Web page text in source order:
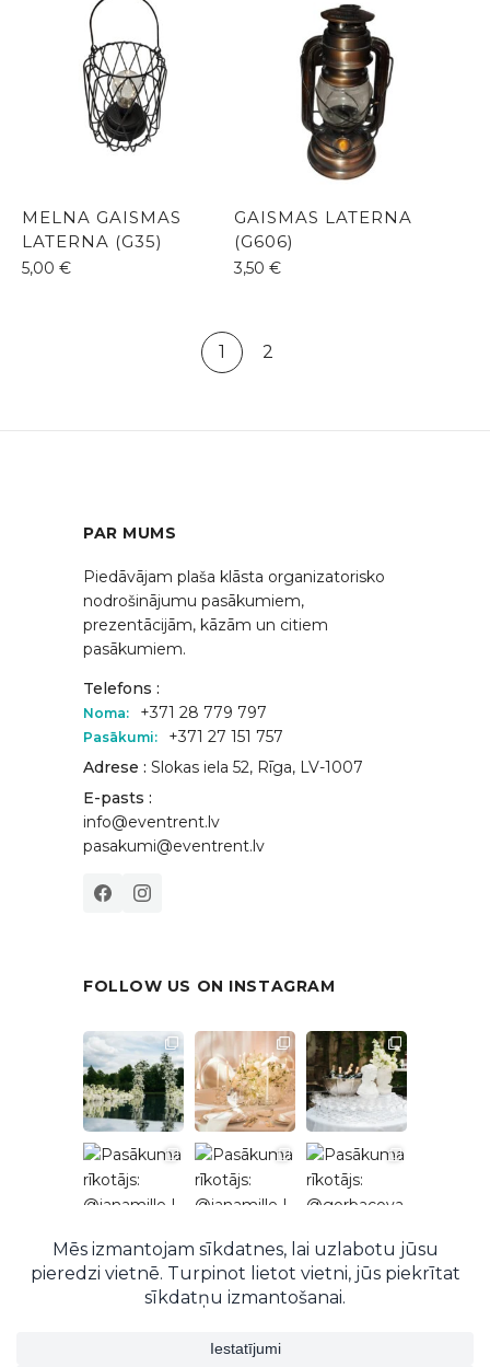
MELNA GAISMAS
LATERNA (G35)
5,00 €
GAISMAS LATERNA
(G606)
3,50 €
1 2
PAR MUMS
Piedāvājam plaša klāsta organizatorisko
nodrošinājumu pasākumiem,
prezentācijām, kāzām un citiem
pasākumiem.
Telefons :
Noma: +371 28 779 797
Pasākumi:
+371 27 151 757
Adrese : Slokas iela 52, Rīga, LV-1007
E-pasts :
info@eventrent.lv
pasakumi@eventrent.lv
FOLLOW US ON INSTAGRAM
Follow on Instagram
© 2026 EventRent. Visas tiesības aizsargātas.